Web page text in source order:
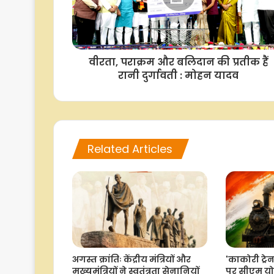
वीरता, पराक्रम और बलिदान की प्रतीक हैं
रानी दुर्गावती : मोहन यादव
Related Articles
अगस्त क्रांतिः केंद्रीय मंत्रियों और
मुख्यमंत्रियों ने स्वतंत्रता सेनानियों
'काकोरी
पर सीएम